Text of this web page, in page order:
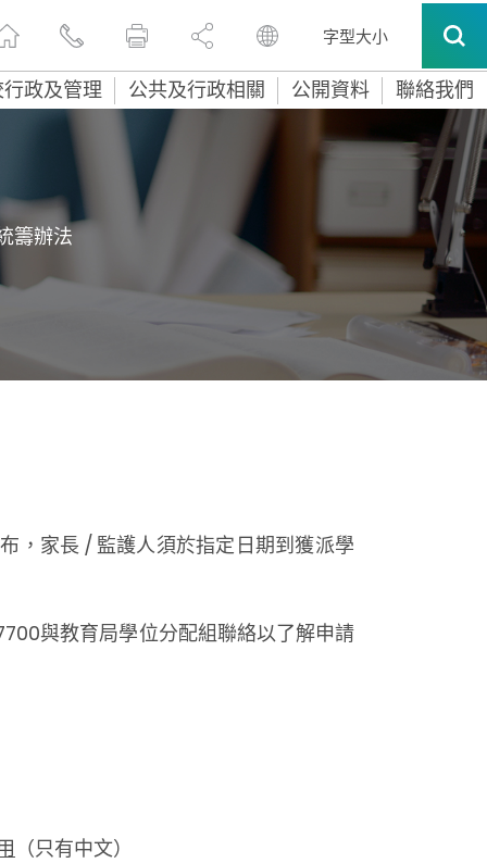
字型大小
政及管理 公共及行政相關 公開資料 聯絡我們
籌辦法
，家長 / 監護人須於指定日期到獲派學
與教育局學位分配組聯絡以了解申請
（只有中文）